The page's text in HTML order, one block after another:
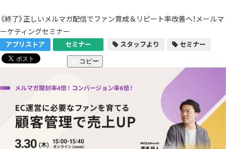
《終了》正しいメルマガ配信でファン育成＆リピート率改善へ！メールマ
ーケティングセミナー
アプリストア セミナー スタッフより セミナー
コピー